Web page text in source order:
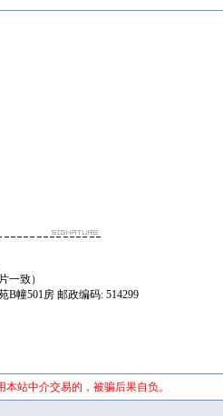
一致）
B幢501房 邮政编码: 514299
站中介交易的，被骗后果自负。